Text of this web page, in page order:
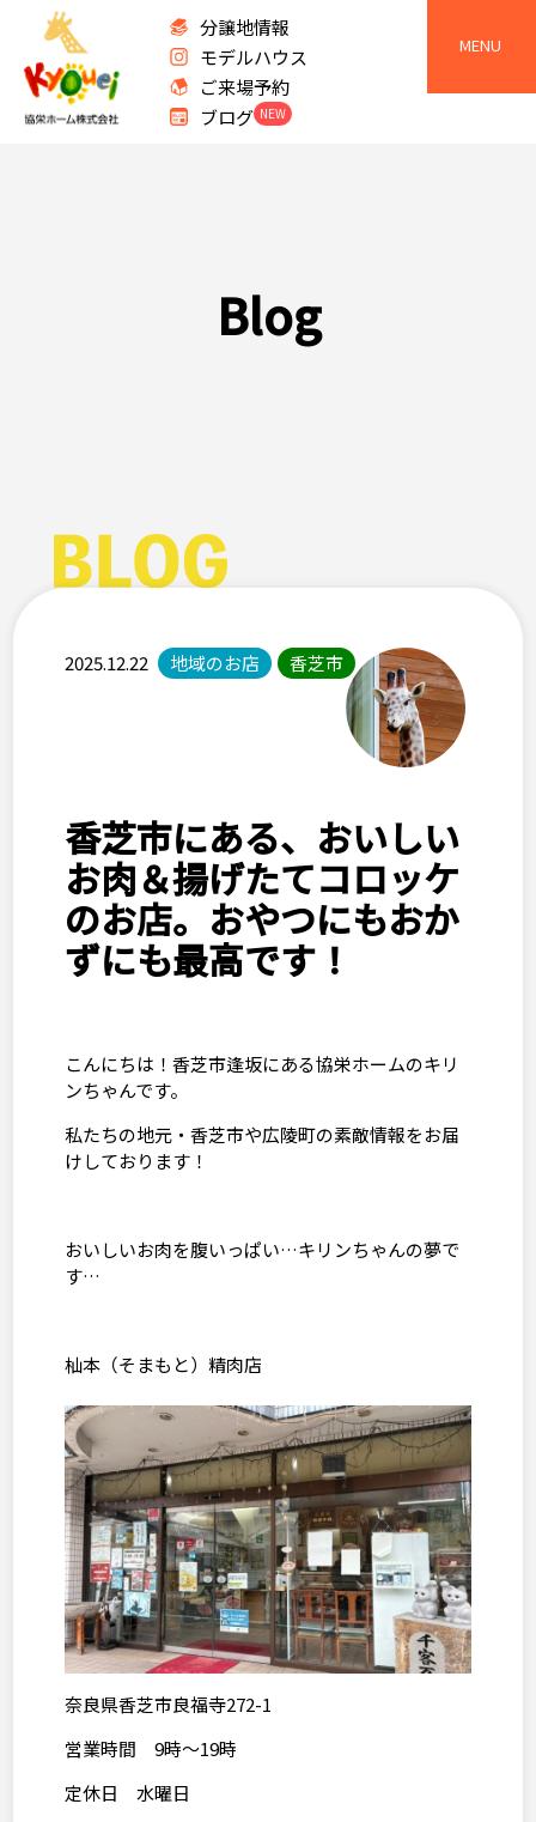
分譲地情報
モデルハウス
ご来場予約
ブログ NEW
MENU
Blog
2025.12.22 地域のお店 香芝市
香芝市にある、おいしい
お肉＆揚げたてコロッケ
のお店。おやつにもおか
ずにも最高です！
こんにちは！香芝市逢坂にある協栄ホームのキリ
ンちゃんです。
私たちの地元・香芝市や広陵町の素敵情報をお届
けしております！
おいしいお肉を腹いっぱい…キリンちゃんの夢で
す…
杣本（そまもと）精肉店
奈良県香芝市良福寺272-1
営業時間 9時～19時
定休日 水曜日